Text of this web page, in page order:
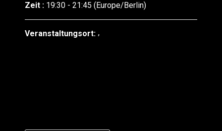
Zeit : 19:30 - 21:45 (Europe/Berlin)
Veranstaltungsort: